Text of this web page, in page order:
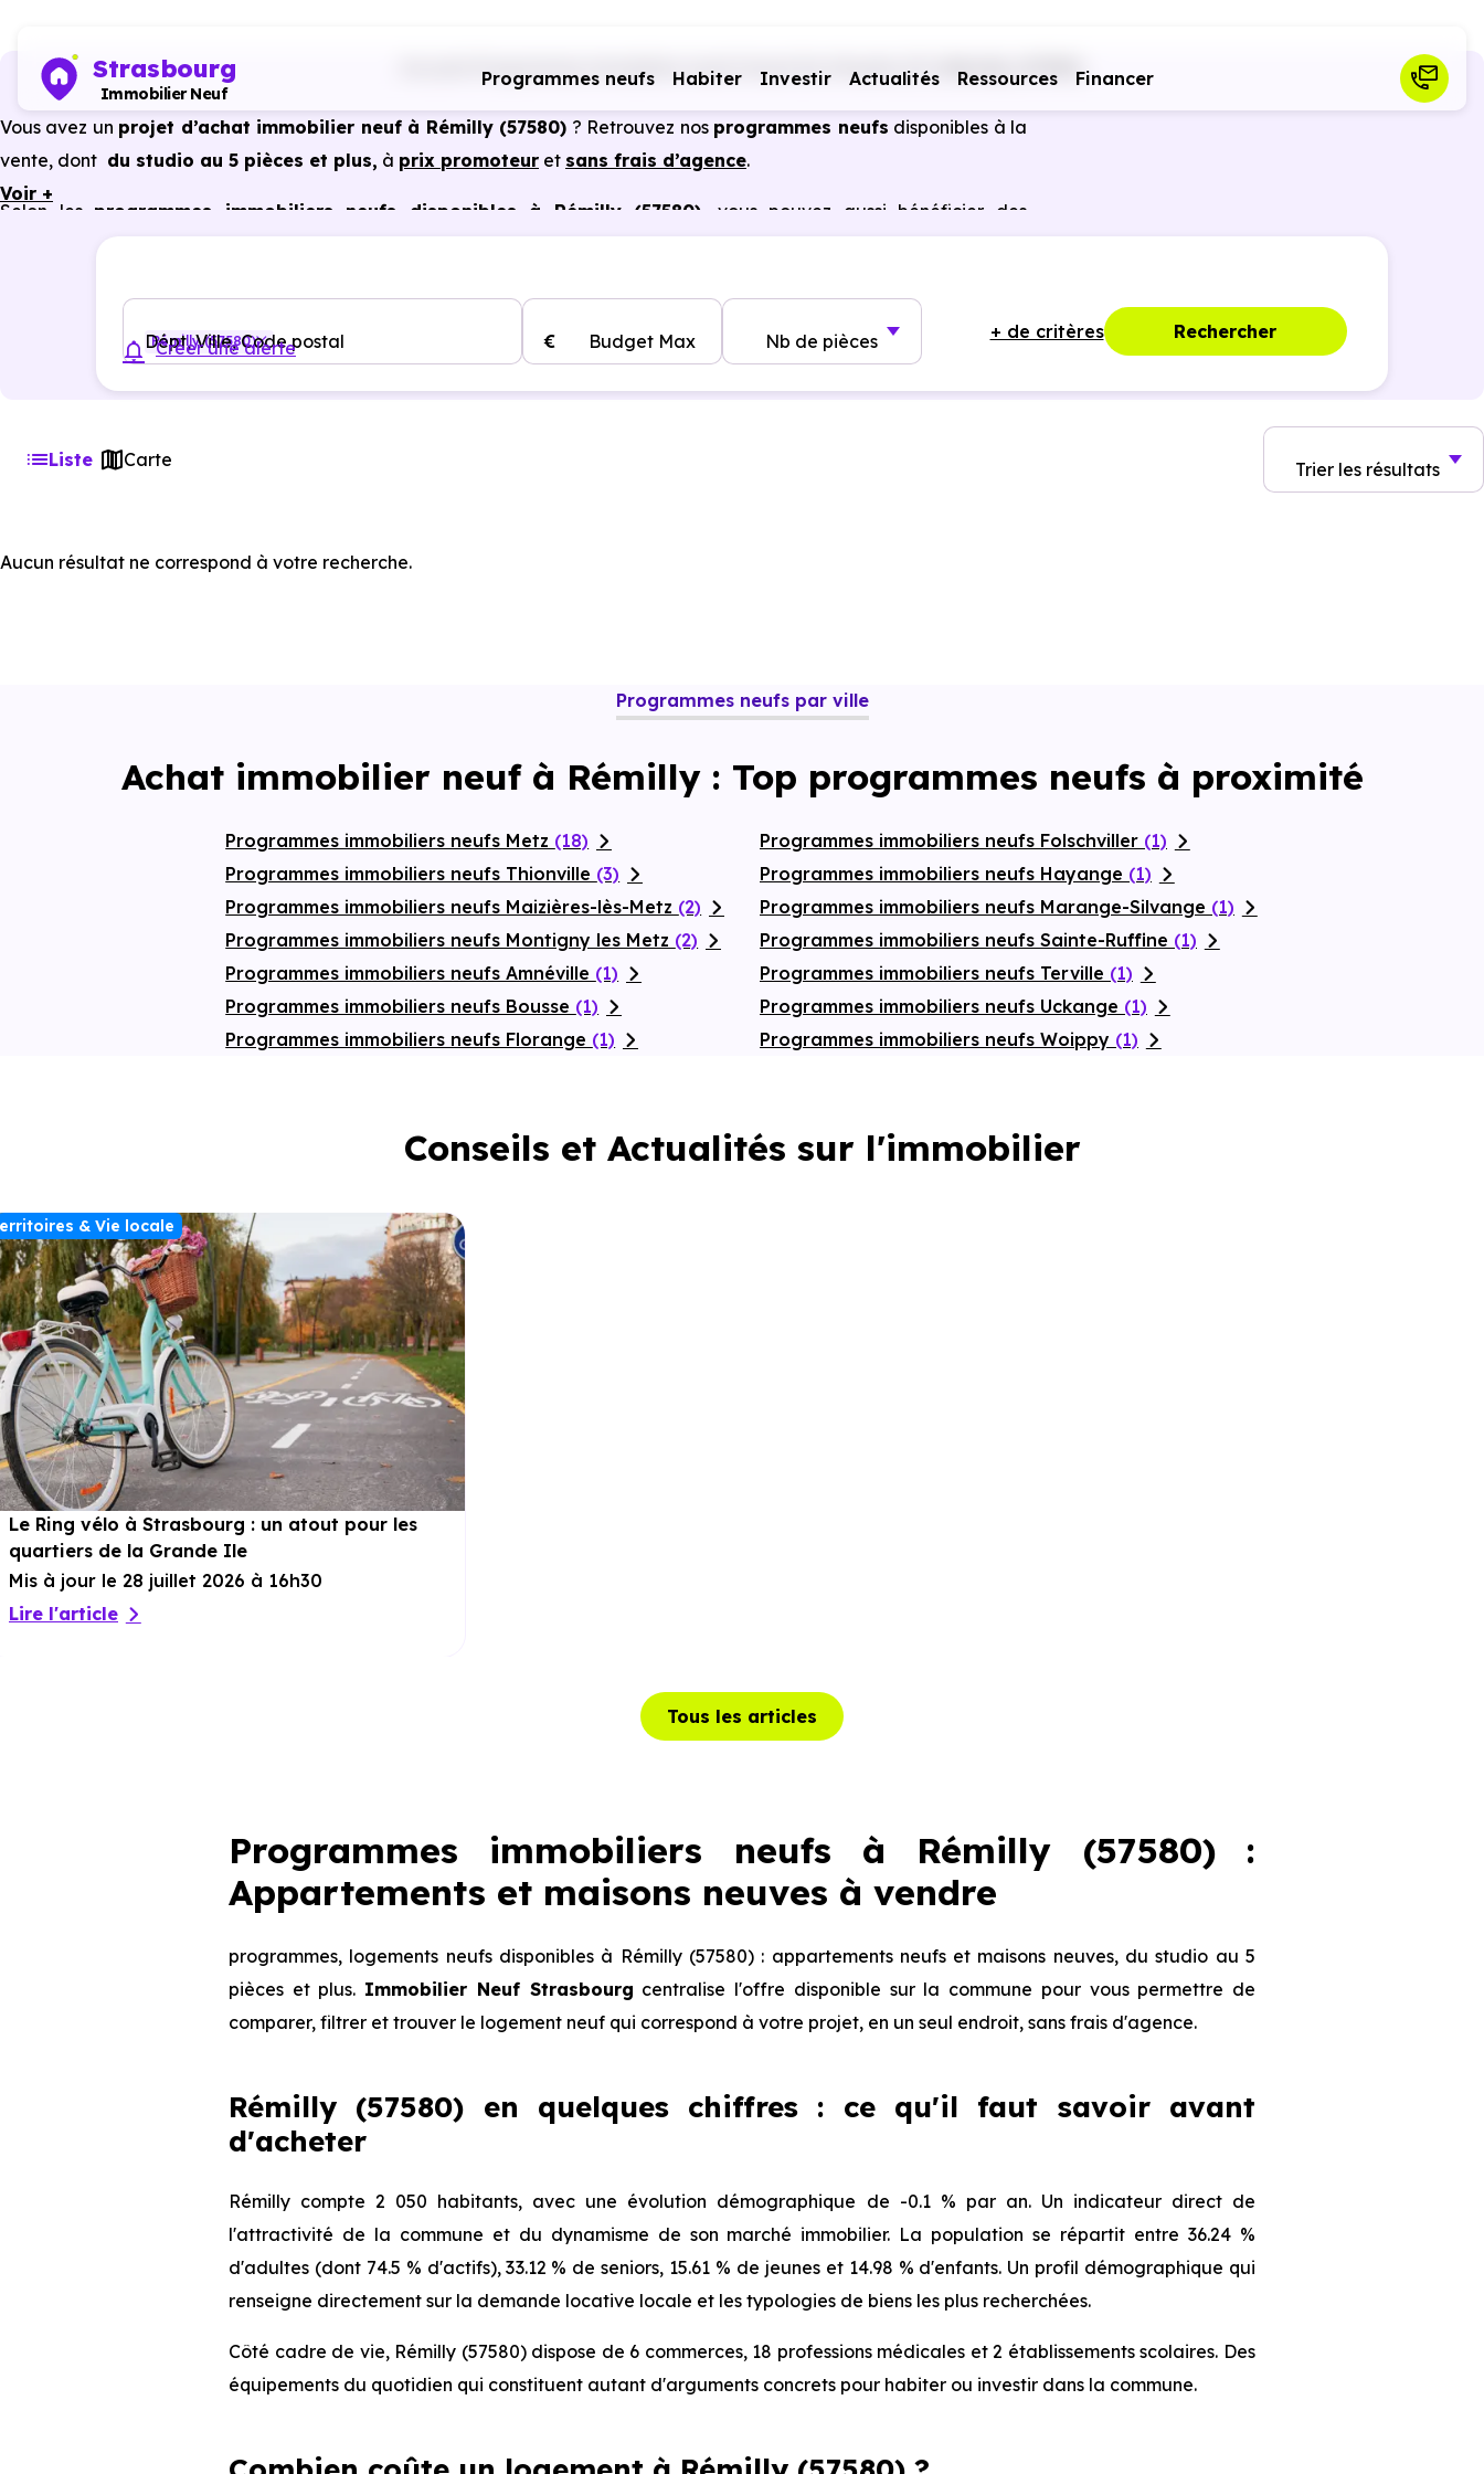
Strasbourg
Immobilier Neuf
Programmes neufs Habiter Investir Actualités Ressources Financer
Programmes immobiliers neufs Grand Est Moselle (57) Rémilly (57580)
Vous avez un projet d’achat immobilier neuf à Rémilly (57580) ? Retrouvez nos programmes neufs disponibles à la
vente, dont du studio au 5 pièces et plus, à prix promoteur et sans frais d’agence.
Selon les programmes immobiliers neufs disponibles à Rémilly (57580) , vous pouvez aussi bénéficier des
Voir +
Dépt, Ville, Code postal
Rémilly (57580) Budget Max
€ Nb de pièces + de critères Rechercher
Créer une alerte
Liste Carte Trier les résultats
Aucun résultat ne correspond à votre recherche.
Programmes neufs par ville
Achat immobilier neuf à Rémilly : Top programmes neufs à proximité
Programmes immobiliers neufs Metz (18)
Programmes immobiliers neufs Thionville (3)
Programmes immobiliers neufs Maizières-lès-Metz (2)
Programmes immobiliers neufs Montigny les Metz (2)
Programmes immobiliers neufs Amnéville (1)
Programmes immobiliers neufs Bousse (1)
Programmes immobiliers neufs Florange (1)
Programmes immobiliers neufs Folschviller (1)
Programmes immobiliers neufs Hayange (1)
Programmes immobiliers neufs Marange-Silvange (1)
Programmes immobiliers neufs Sainte-Ruffine (1)
Programmes immobiliers neufs Terville (1)
Programmes immobiliers neufs Uckange (1)
Programmes immobiliers neufs Woippy (1)
Conseils et Actualités sur l'immobilier
& Vie locale
Le Ring vélo à Strasbourg : un atout pour les
quartiers de la Grande Ile
Mis à jour le 28 juillet 2026 à 16h30
Lire l'article
Tous les articles
Programmes immobiliers neufs à Rémilly (57580) :
Appartements et maisons neuves à vendre
programmes, logements neufs disponibles à Rémilly (57580) : appartements neufs et maisons neuves, du studio au 5
pièces et plus. Immobilier Neuf Strasbourg centralise l'offre disponible sur la commune pour vous permettre de
comparer, filtrer et trouver le logement neuf qui correspond à votre projet, en un seul endroit, sans frais d'agence.
Rémilly (57580) en quelques chiffres : ce qu'il faut savoir avant
d'acheter
Rémilly compte 2 050 habitants, avec une évolution démographique de -0.1 % par an. Un indicateur direct de
l'attractivité de la commune et du dynamisme de son marché immobilier. La population se répartit entre 36.24 %
d'adultes (dont 74.5 % d'actifs), 33.12 % de seniors, 15.61 % de jeunes et 14.98 % d'enfants. Un profil démographique qui
renseigne directement sur la demande locative locale et les typologies de biens les plus recherchées.
Côté cadre de vie, Rémilly (57580) dispose de 6 commerces, 18 professions médicales et 2 établissements scolaires. Des
équipements du quotidien qui constituent autant d'arguments concrets pour habiter ou investir dans la commune.